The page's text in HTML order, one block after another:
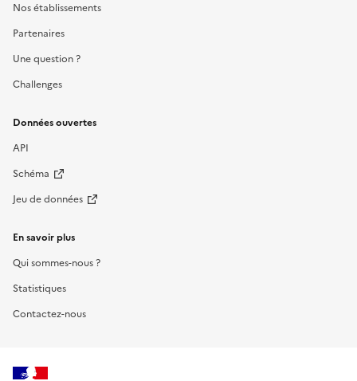
Nos établissements
Partenaires
Une question ?
Challenges
Données ouvertes
API
Schéma
Jeu de données
En savoir plus
Qui sommes-nous ?
Statistiques
Contactez-nous